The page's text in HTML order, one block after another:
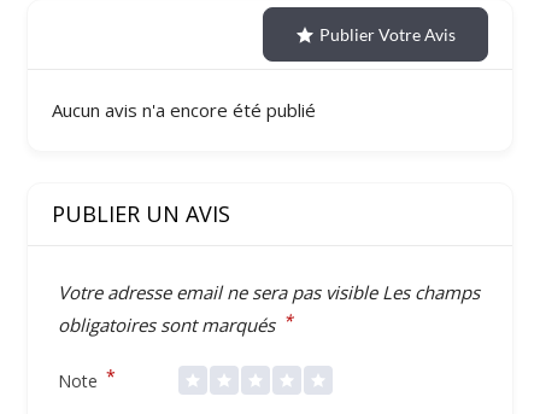
Publier Votre Avis
Aucun avis n'a encore été publié
PUBLIER UN AVIS
Votre adresse email ne sera pas visibleLes champs
obligatoires sont marqués *
Note *